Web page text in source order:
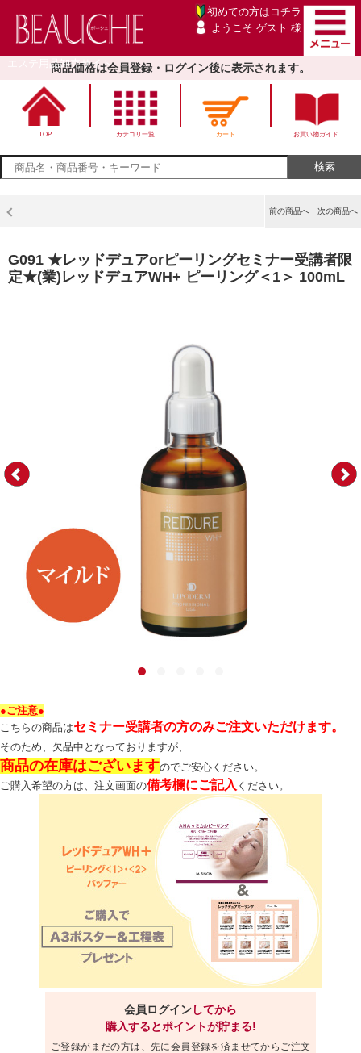
エステ用品卸売サイト
初めての方は コチラ
ようこそ ゲスト 様
商品価格は会員登録・ログイン後に表示されます。
TOP カテゴリ一覧 カート お買い物ガイド
次の商品へ
前の商品へ
G091 ★レッドデュアorピーリングセミナー受講者限
定★(業)レッドデュアWH+ ピーリング＜1＞ 100mL
●ご注意●
こちらの商品はセミナー受講者の方のみご注文いただけます。
そのため、欠品中となっておりますが、
商品の在庫はございますのでご安心ください。
ご購入希望の方は、注文画面の備考欄にご記入 ください。
会員ログインしてから
購入するとポイントが貯まる!
ご登録がまだの方は、先に会員登録を済ませてからご注文